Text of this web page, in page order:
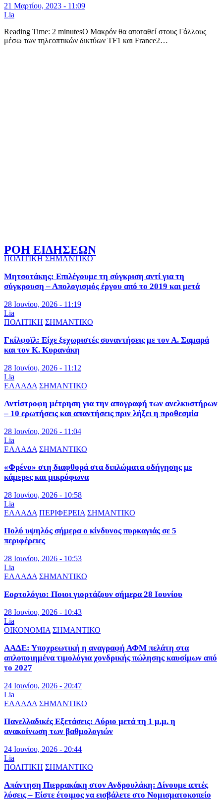
21 Μαρτίου, 2023 - 11:09
Lia
Reading Time: 2 minutesΟ Μακρόν θα αποταθεί στους Γάλλους
μέσω των τηλεοπτικών δικτύων TF1 και France2…
ΡΟΗ ΕΙΔΗΣΕΩΝ
ΠΟΛΙΤΙΚΗ ΣΗΜΑΝΤΙΚΟ
Μητσοτάκης: Επιλέγουμε τη σύγκριση αντί για τη
σύγκρουση – Απολογισμός έργου από το 2019 και μετά
28 Ιουνίου, 2026 - 11:19
Lia
ΠΟΛΙΤΙΚΗ ΣΗΜΑΝΤΙΚΟ
Γκίλφοϊλ: Είχε ξεχωριστές συναντήσεις με τον Α. Σαμαρά
και τον Κ. Κυρανάκη
28 Ιουνίου, 2026 - 11:12
Lia
ΕΛΛΑΔΑ ΣΗΜΑΝΤΙΚΟ
Αντίστροφη μέτρηση για την απογραφή των ανελκυστήρων
– 10 ερωτήσεις και απαντήσεις πριν λήξει η προθεσμία
28 Ιουνίου, 2026 - 11:04
Lia
ΕΛΛΑΔΑ ΣΗΜΑΝΤΙΚΟ
«Φρένο» στη διαφθορά στα διπλώματα οδήγησης με
κάμερες και μικρόφωνα
28 Ιουνίου, 2026 - 10:58
Lia
ΕΛΛΑΔΑ ΠΕΡΙΦΕΡΕΙΑ ΣΗΜΑΝΤΙΚΟ
Πολύ υψηλός σήμερα ο κίνδυνος πυρκαγιάς σε 5
περιφέρειες
28 Ιουνίου, 2026 - 10:53
Lia
ΕΛΛΑΔΑ ΣΗΜΑΝΤΙΚΟ
Εορτολόγιο: Ποιοι γιορτάζουν σήμερα 28 Ιουνίου
28 Ιουνίου, 2026 - 10:43
Lia
ΟΙΚΟΝΟΜΙΑ ΣΗΜΑΝΤΙΚΟ
ΑΑΔΕ: Υποχρεωτική η αναγραφή ΑΦΜ πελάτη στα
απλοποιημένα τιμολόγια χονδρικής πώλησης καυσίμων από
το 2027
24 Ιουνίου, 2026 - 20:47
Lia
ΕΛΛΑΔΑ ΣΗΜΑΝΤΙΚΟ
Πανελλαδικές Εξετάσεις: Αύριο μετά τη 1 μ.μ. η
ανακοίνωση των βαθμολογιών
24 Ιουνίου, 2026 - 20:44
Lia
ΠΟΛΙΤΙΚΗ ΣΗΜΑΝΤΙΚΟ
Απάντηση Πιερρακάκη στον Ανδρουλάκη: Δίνουμε απτές
λύσεις – Είστε έτοιμος να εισβάλετε στο Νομισματοκοπείο